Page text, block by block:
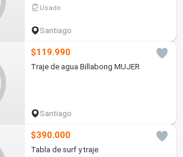
Usado
Santiago
$119.990
Traje de agua Billabong MUJER
Santiago
$390.000
Tabla de surf y traje